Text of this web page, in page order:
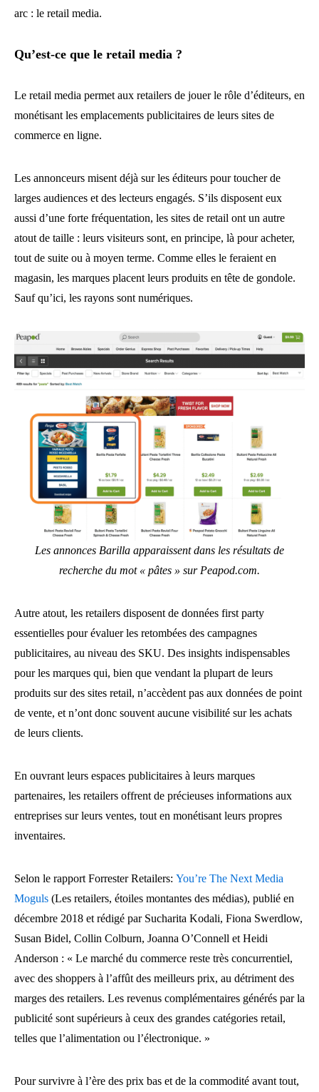
arc : le retail media.
Qu’est-ce que le retail media ?
Le retail media permet aux retailers de jouer le rôle d’éditeurs, en
monétisant les emplacements publicitaires de leurs sites de
commerce en ligne.
Les annonceurs misent déjà sur les éditeurs pour toucher de
larges audiences et des lecteurs engagés. S’ils disposent eux
aussi d’une forte fréquentation, les sites de retail ont un autre
atout de taille : leurs visiteurs sont, en principe, là pour acheter,
tout de suite ou à moyen terme. Comme elles le feraient en
magasin, les marques placent leurs produits en tête de gondole.
Sauf qu’ici, les rayons sont numériques.
Les annonces Barilla apparaissent dans les résultats de
recherche du mot « pâtes » sur Peapod.com.
Autre atout, les retailers disposent de données first party
essentielles pour évaluer les retombées des campagnes
publicitaires, au niveau des SKU. Des insights indispensables
pour les marques qui, bien que vendant la plupart de leurs
produits sur des sites retail, n’accèdent pas aux données de point
de vente, et n’ont donc souvent aucune visibilité sur les achats
de leurs clients.
En ouvrant leurs espaces publicitaires à leurs marques
partenaires, les retailers offrent de précieuses informations aux
entreprises sur leurs ventes, tout en monétisant leurs propres
inventaires.
Selon le rapport Forrester Retailers: You’re The Next Media
Moguls (Les retailers, étoiles montantes des médias), publié en
décembre 2018 et rédigé par Sucharita Kodali, Fiona Swerdlow,
Susan Bidel, Collin Colburn, Joanna O’Connell et Heidi
Anderson : « Le marché du commerce reste très concurrentiel,
avec des shoppers à l’affût des meilleurs prix, au détriment des
marges des retailers. Les revenus complémentaires générés par la
publicité sont supérieurs à ceux des grandes catégories retail,
telles que l’alimentation ou l’électronique. »
Pour survivre à l’ère des prix bas et de la commodité avant tout,